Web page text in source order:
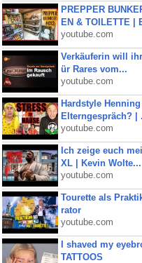
PREPPER
EN & TOILETTE |
youtube.com
Verkäuferin will
ür Rares vom...
youtube.com
Hardstyle
Elterngespräch? |
youtube.com
Ich zeige euch
XL | Kevin Wolte...
youtube.com
Tourette als
rator
youtube.com
I shaved my
TATTOOS